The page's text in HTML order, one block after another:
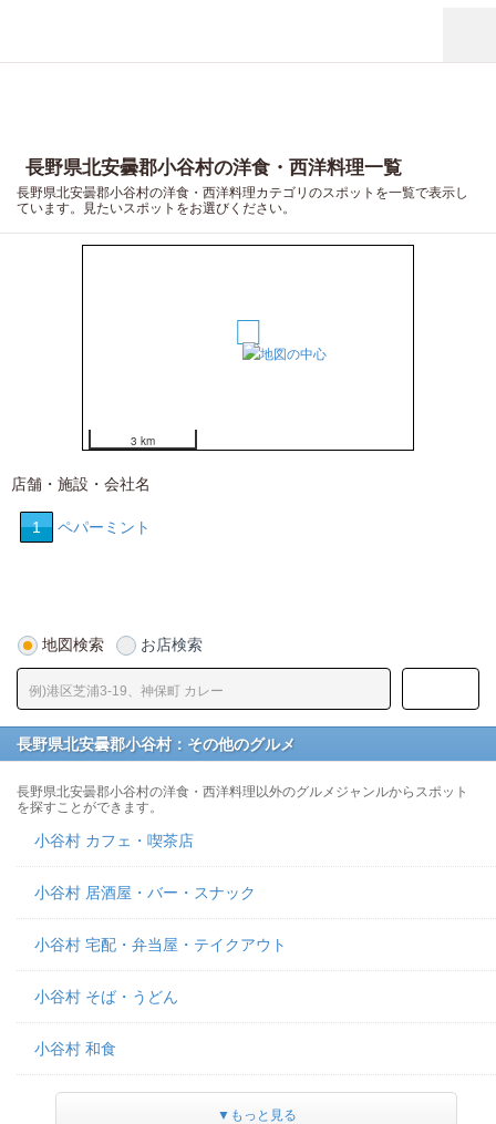
長野県北安曇郡小谷村の洋食・西洋料理一覧
長野県北安曇郡小谷村の洋食・西洋料理カテゴリのスポットを一覧で表示し
ています。見たいスポットをお選びください。
3 km
店舗・施設・会社名
1 ペパーミント
地図検索 お店検索
長野県北安曇郡小谷村：その他のグルメ
長野県北安曇郡小谷村の洋食・西洋料理以外のグルメジャンルからスポット
を探すことができます。
小谷村 カフェ・喫茶店
小谷村 居酒屋・バー・スナック
小谷村 宅配・弁当屋・テイクアウト
小谷村 そば・うどん
小谷村 和食
▼もっと見る